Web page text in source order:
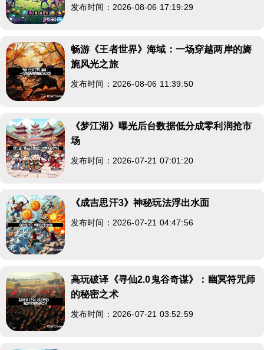
发布时间：2026-08-06 17:19:29
畅游《王者世界》海域：一场穿越两岸的旖
旎风光之旅
发布时间：2026-08-06 11:39:50
《梦江湖》曝光后台数据低分成零利润抢市
场
发布时间：2026-07-21 07:01:20
《成吉思汗3》神秘玩法浮出水面
发布时间：2026-07-21 04:47:56
高玩破译《寻仙2.0鬼谷奇谋》：幽冥符咒师
的秘密之术
发布时间：2026-07-21 03:52:59